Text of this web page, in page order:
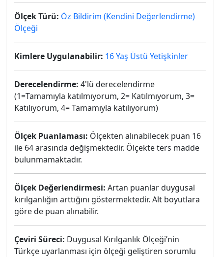
Ölçek Türü: Öz Bildirim (Kendini Değerlendirme)
Ölçeği
Kimlere Uygulanabilir: 16 Yaş Üstü Yetişkinler
Derecelendirme: 4'lü derecelendirme
(1=Tamamıyla katılmıyorum, 2= Katılmıyorum, 3=
Katılıyorum, 4= Tamamıyla katılıyorum)
Ölçek Puanlaması: Ölçekten alınabilecek puan 16
ile 64 arasında değişmektedir. Ölçekte ters madde
bulunmamaktadır.
Ölçek Değerlendirmesi: Artan puanlar duygusal
kırılganlığın arttığını göstermektedir. Alt boyutlara
göre de puan alınabilir.
Çeviri Süreci: Duygusal Kırılganlık Ölçeği’nin
Türkçe uyarlanması için ölçeği geliştiren sorumlu